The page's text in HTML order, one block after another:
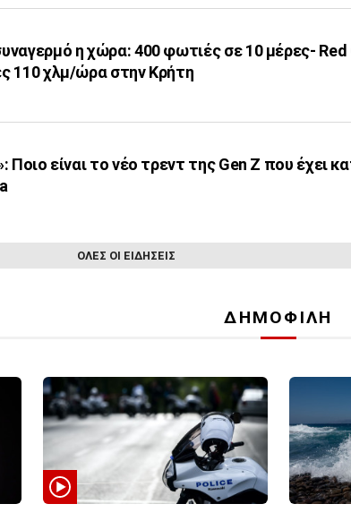
η χώρα: 400 φωτιές σε 10 μέρες- Red
110 χλμ/ώρα στην Κρήτη
Ποιο είναι το νέο τρεντ της Gen Z που έχει
ΟΛΕΣ ΟΙ ΕΙΔΗΣΕΙΣ
ΔΗΜΟΦΙΛΗ